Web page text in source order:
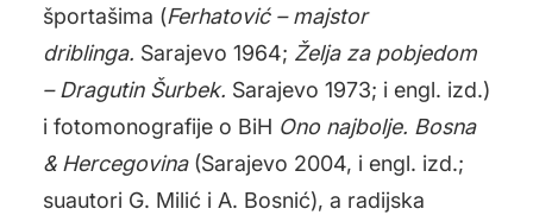
športašima (Ferhatović – majstor
driblinga. Sarajevo 1964; Želja za pobjedom
– Dragutin Šurbek. Sarajevo 1973; i engl. izd.)
i fotomonografije o BiH Ono najbolje. Bosna
& Hercegovina(Sarajevo 2004, i engl. izd.;
suautori G. Milić i A. Bosnić), a radijska